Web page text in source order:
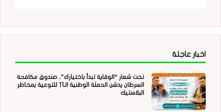
اخبار عاجلة
تحت شعار “الوقاية تبدأ باختيارك”.. صندوق مكافحة
السرطان يدشن الحملة الوطنية الـ11 للتوعية بمخاطر
البلاستيك